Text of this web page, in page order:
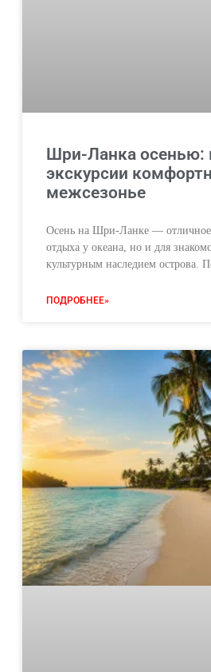
Шри-Ланка осенью:
экскурсии
межсезонье
Осень на Шри-Ланке — отличное
отдыха у океана, но и для
культурным наследием острова.
ПОДРОБНЕЕ»